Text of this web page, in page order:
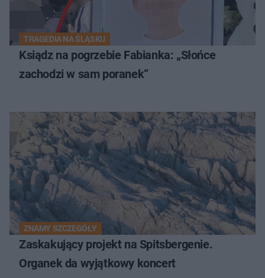
TRAGEDIA NA ŚLĄSKU
Ksiądz na pogrzebie Fabianka: „Słońce
zachodzi w sam poranek”
ZNAMY SZCZEGÓŁY
Zaskakujący projekt na Spitsbergenie.
Organek da wyjątkowy koncert